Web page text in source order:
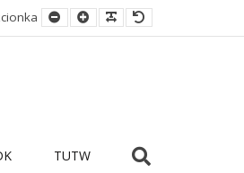
Smaller
Font
Większa
czcionka
Czytelne
czcionki
Czcionka
domyślna
TUTW